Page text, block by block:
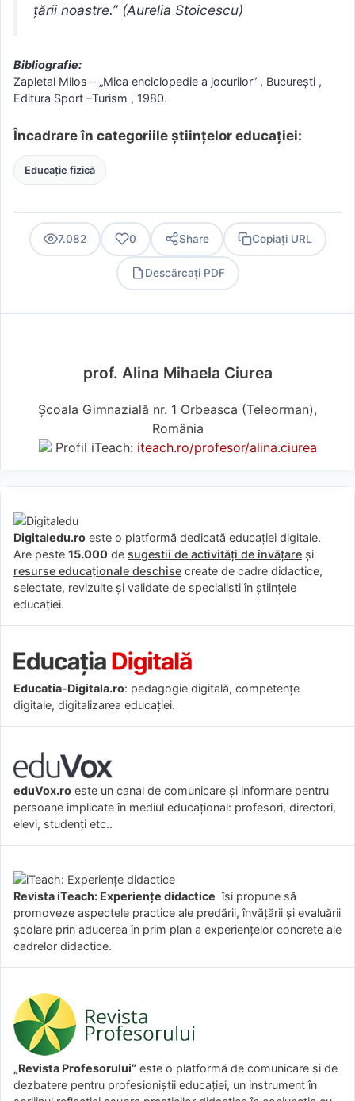
ţării noastre.” (Aurelia Stoicescu)
Bibliografie:
Zapletal Milos – „Mica enciclopedie a jocurilor” , Bucureşti ,
Editura Sport –Turism , 1980.
Încadrare în categoriile științelor educației:
Educație fizică
7.082 0 Share Copiați URL
Descărcați PDF
prof. Alina Mihaela Ciurea
Școala Gimnazială nr. 1 Orbeasca (Teleorman),
România
Profil iTeach: iteach.ro/profesor/alina.ciurea
Digitaledu.ro este o platformă dedicată educației digitale.
Are peste 15.000 de sugestii de activități de învățare și
resurse educaționale deschise create de cadre didactice,
selectate, revizuite și validate de specialiști în științele
educației.
Educatia-Digitala.ro: pedagogie digitală, competențe
digitale, digitalizarea educației.
eduVox.ro este un canal de comunicare și informare pentru
persoane implicate în mediul educațional: profesori, directori,
elevi, studenți etc..
Revista iTeach: Experienţe didactice îşi propune să
promoveze aspectele practice ale predării, învăţării şi evaluării
şcolare prin aducerea în prim plan a experienţelor concrete ale
cadrelor didactice.
„Revista Profesorului” este o platformă de comunicare și de
dezbatere pentru profesioniștii educației, un instrument în